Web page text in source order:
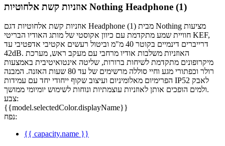
אוזניות קשת אלחוטיות Nothing Headphone (1)
אוזניות קשת אלחוטיות דגם Headphone (1) מבית Nothing מציעות
חוויית שמע מתקדמת עם כיוון אקוסטי של מותג האודיו הבריטי KEF,
דרייברים דינמיים בקוטר 40 מ"מ וביטול רעשים אקטיבי אדפטיבי עד
‎42dB‎. האוזניות משלבות אודיו מרחבי עם מעקב ראש, מערכת
מיקרופונים מתקדמת לשיחות ברורות, שליטה אינטואיטיבית באמצעות
רולר וכפתורי מגע וחיי סוללה מרשימים של עד 80 שעות האזנה. המבנה
הפרימיום מאלומיניום ועיצוב שקוף ייחודי יחד עם עמידות IP52 לאבק
ולמים הופכים אותן לאוזניות עוצמתיות ונוחות לשימוש יומיומי ממושך.
צבע:
{{model.selectedColor.displayName}}
נפח:
{{ capacity.name }}